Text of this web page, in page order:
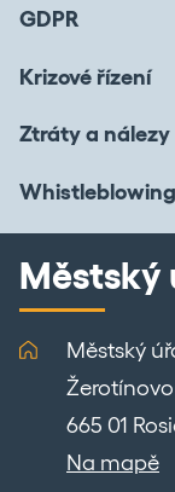
GDPR
Krizové řízení
Ztráty a nálezy
Whistleblowing
Městský
Městský
665 01
Na mapě